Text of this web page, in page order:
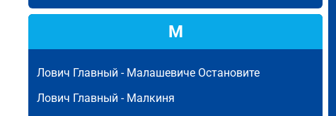
М
Лович Главный - Малашевиче Остановите
Лович Главный - Малкиня